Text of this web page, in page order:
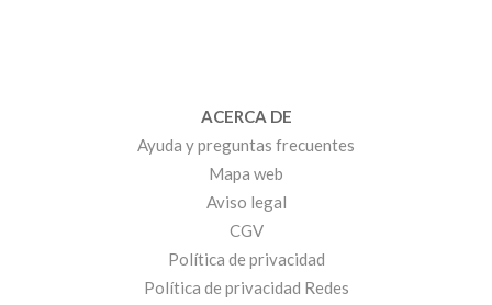
ACERCA DE
Ayuda y preguntas frecuentes
Mapa web
Aviso legal
CGV
Política de privacidad
Política de privacidad Redes